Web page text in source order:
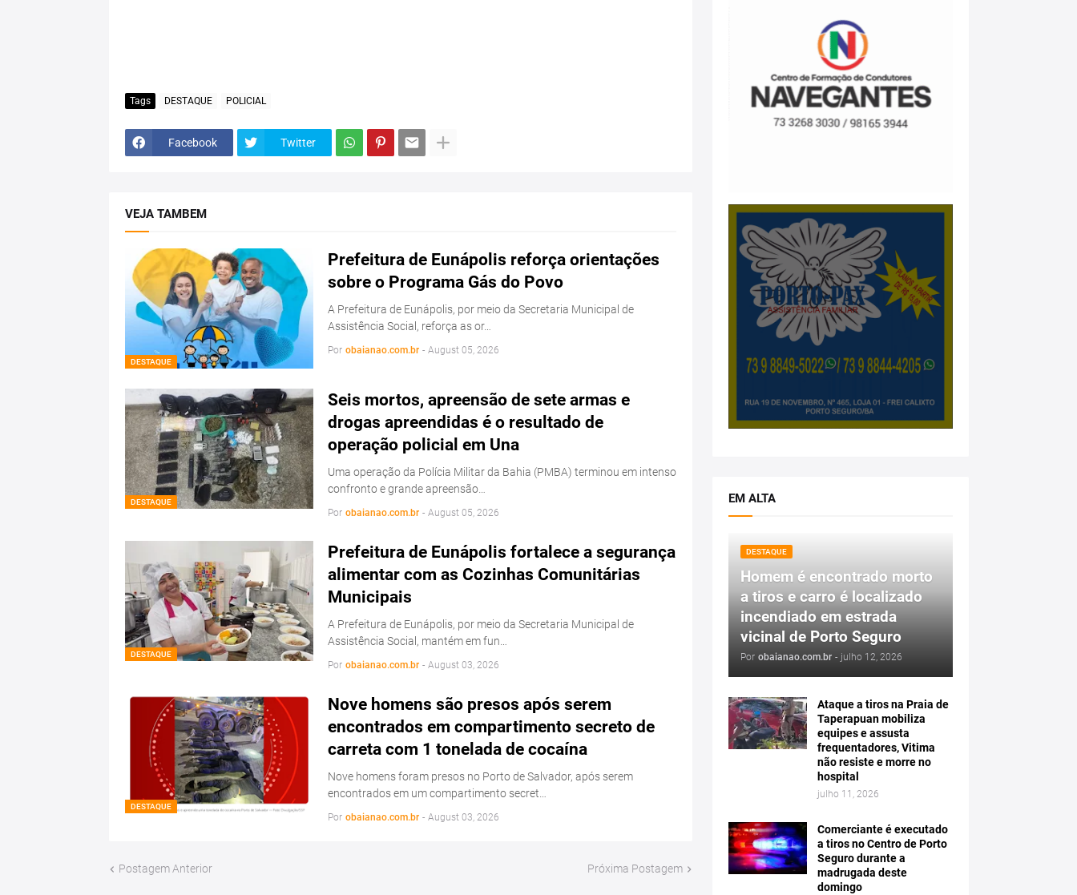
Tags DESTAQUE POLICIAL
Facebook Twitter
VEJA TAMBEM
DESTAQUE
Prefeitura de Eunápolis reforça orientações
sobre o Programa Gás do Povo
A Prefeitura de Eunápolis, por meio da Secretaria Municipal de
Assistência Social, reforça as or…
Por obaianao.com.br - August 05, 2026
DESTAQUE
Seis mortos, apreensão de sete armas e
drogas apreendidas é o resultado de
operação policial em Una
Uma operação da Polícia Militar da Bahia (PMBA) terminou em intenso
confronto e grande apreensão…
Por obaianao.com.br - August 05, 2026
DESTAQUE
Prefeitura de Eunápolis fortalece a segurança
alimentar com as Cozinhas Comunitárias
Municipais
A Prefeitura de Eunápolis, por meio da Secretaria Municipal de
Assistência Social, mantém em fun…
Por obaianao.com.br - August 03, 2026
DESTAQUE
Nove homens são presos após serem
encontrados em compartimento secreto de
carreta com 1 tonelada de cocaína
Nove homens foram presos no Porto de Salvador, após serem
encontrados em um compartimento secret…
Por obaianao.com.br - August 03, 2026
Postagem Anterior Próxima Postagem
EM ALTA
DESTAQUE
Homem é encontrado morto
a tiros e carro é localizado
incendiado em estrada
vicinal de Porto Seguro
Por obaianao.com.br - julho 12, 2026
Ataque a tiros na Praia de
Taperapuan mobiliza
equipes e assusta
frequentadores, Vitima
não resiste e morre no
hospital
julho 11, 2026
Comerciante é executado
a tiros no Centro de Porto
Seguro durante a
madrugada deste
domingo